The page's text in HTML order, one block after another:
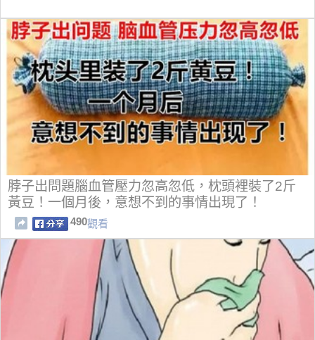
脖子出問題腦血管壓力忽高忽低，枕頭裡裝了2斤
黃豆！一個月後，意想不到的事情出現了！
490觀看